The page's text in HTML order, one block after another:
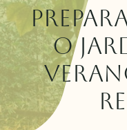
Cocinas
Baños
Blog
o